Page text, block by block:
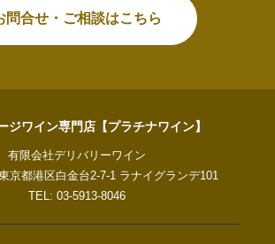
問合せ・ご相談はこちら
ジワイン専門店【プラチナワイン】
有限会社デリバリーワイン
京都港区白金台2-7-1 ラナイグランデ101
TEL: 03-5913-8046